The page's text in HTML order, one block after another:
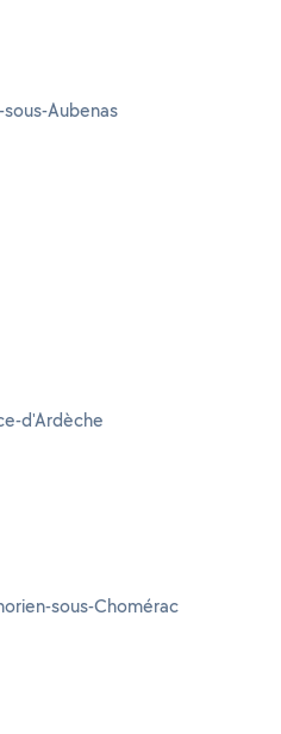
Aubenas
d'Ardèche
sous-Chomérac